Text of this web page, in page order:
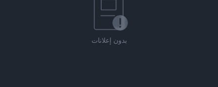
بدون إعلانات